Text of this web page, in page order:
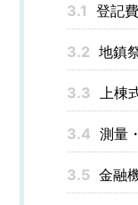
3.1 登記
3.2 地鎮
3.3 上棟
3.4 測量
3.5 金融